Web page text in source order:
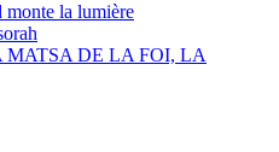
monte la lumière
MATSA DE LA FOI, LA